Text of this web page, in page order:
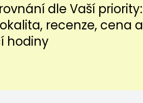
dle Vaší priority:
recenze, cena a
hodiny